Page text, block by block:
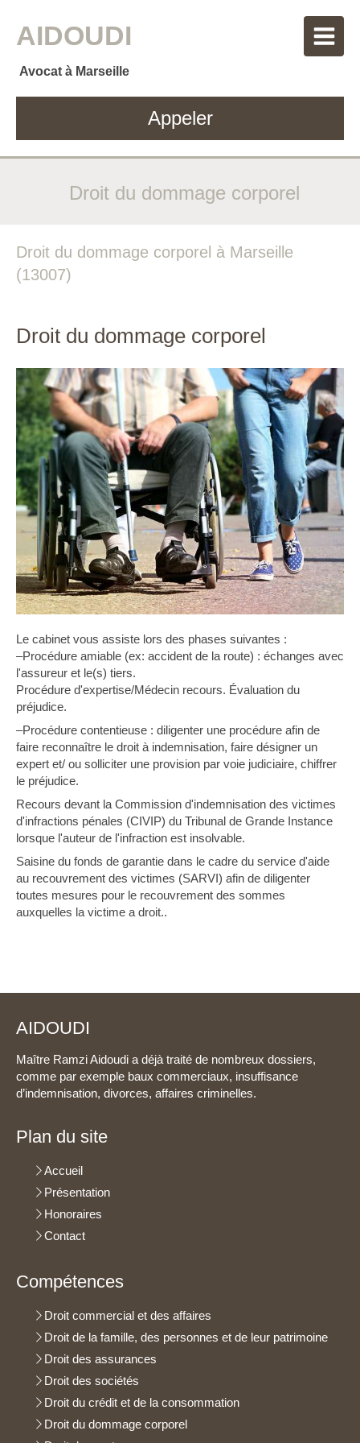
AIDOUDI
Avocat à Marseille
Appeler
Droit du dommage corporel
Droit du dommage corporel à Marseille
(13007)
Droit du dommage corporel
Le cabinet vous assiste lors des phases suivantes :
–Procédure amiable (ex: accident de la route) : échanges avec
l'assureur et le(s) tiers.
Procédure d'expertise/Médecin recours. Évaluation du
préjudice.
–Procédure contentieuse : diligenter une procédure afin de
faire reconnaître le droit à indemnisation, faire désigner un
expert et/ ou solliciter une provision par voie judiciaire, chiffrer
le préjudice.
Recours devant la Commission d'indemnisation des victimes
d'infractions pénales (CIVIP) du Tribunal de Grande Instance
lorsque l'auteur de l'infraction est insolvable.
Saisine du fonds de garantie dans le cadre du service d'aide
au recouvrement des victimes (SARVI) afin de diligenter
toutes mesures pour le recouvrement des sommes
auxquelles la victime a droit..
AIDOUDI
Maître Ramzi Aidoudi a déjà traité de nombreux dossiers,
comme par exemple baux commerciaux, insuffisance
d’indemnisation, divorces, affaires criminelles.
Plan du site
Accueil
Présentation
Honoraires
Contact
Compétences
Droit commercial et des affaires
Droit de la famille, des personnes et de leur patrimoine
Droit des assurances
Droit des sociétés
Droit du crédit et de la consommation
Droit du dommage corporel